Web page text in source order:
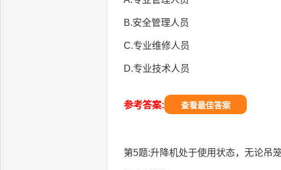
B.安全管理人员
C.专业维修人员
D.专业技术人员
参考答案: 查看最佳答案
第5题:升降机处于使用状态，无论吊